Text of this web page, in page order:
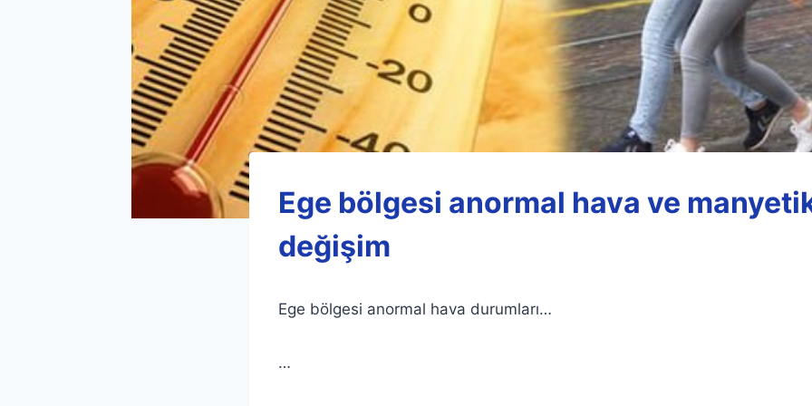
Ege bölgesi anormal hava ve
değişim
Ege bölgesi anormal hava durumları…
…